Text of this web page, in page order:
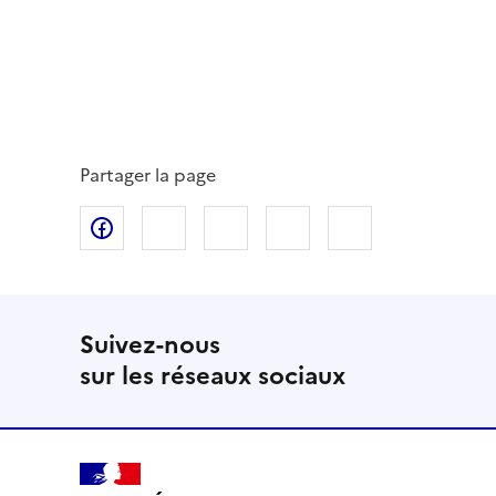
Partager la page
Suivez-nous
sur les réseaux sociaux